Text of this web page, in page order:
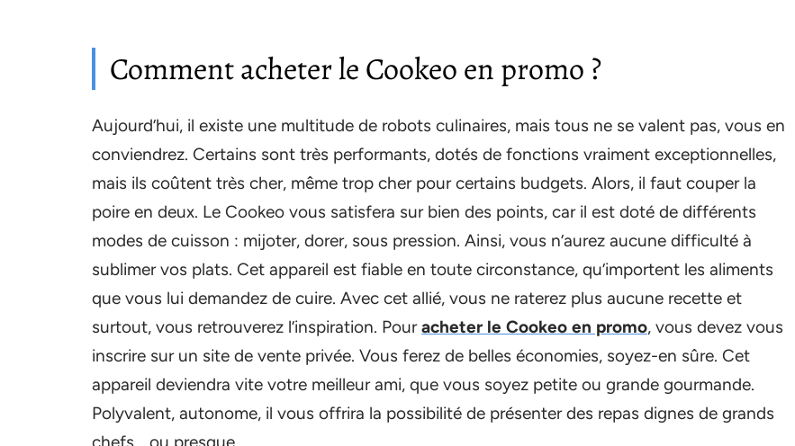
Comment acheter le Cookeo en promo ?
Aujourd’hui, il existe une multitude de robots culinaires, mais tous ne se valent pas, vous en
conviendrez. Certains sont très performants, dotés de fonctions vraiment exceptionnelles,
mais ils coûtent très cher, même trop cher pour certains budgets. Alors, il faut couper la
poire en deux. Le Cookeo vous satisfera sur bien des points, car il est doté de différents
modes de cuisson : mijoter, dorer, sous pression. Ainsi, vous n’aurez aucune difficulté à
sublimer vos plats. Cet appareil est fiable en toute circonstance, qu’importent les aliments
que vous lui demandez de cuire. Avec cet allié, vous ne raterez plus aucune recette et
surtout, vous retrouverez l’inspiration. Pouracheter le Cookeo en promo, vous devez vous
inscrire sur un site de vente privée. Vous ferez de belles économies, soyez-en sûre. Cet
appareil deviendra vite votre meilleur ami, que vous soyez petite ou grande gourmande.
Polyvalent, autonome, il vous offrira la possibilité de présenter des repas dignes de grands
chefs… ou presque.